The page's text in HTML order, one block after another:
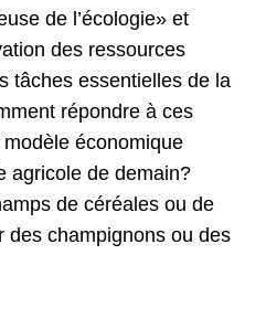
de l’écologie» et
des ressources
tâches essentielles de la
répondre à ces
économique
agricole de demain?
de céréales ou de
des champignons ou des